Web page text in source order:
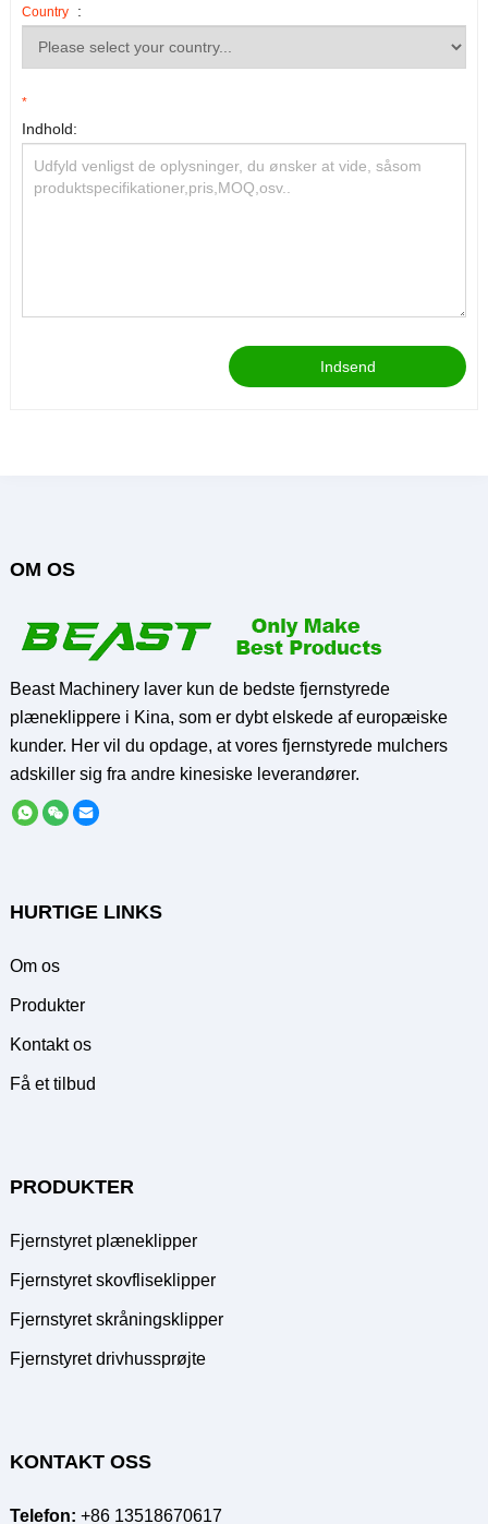
Country :
*
Indhold:
Indsend
OM OS
Beast Machinery laver kun de bedste fjernstyrede
plæneklippere i Kina, som er dybt elskede af europæiske
kunder. Her vil du opdage, at vores fjernstyrede mulchers
adskiller sig fra andre kinesiske leverandører.
HURTIGE LINKS
Om os
Produkter
Kontakt os
Få et tilbud
PRODUKTER
Fjernstyret plæneklipper
Fjernstyret skovfliseklipper
Fjernstyret skråningsklipper
Fjernstyret drivhussprøjte
KONTAKT OSS
Telefon: +86 13518670617